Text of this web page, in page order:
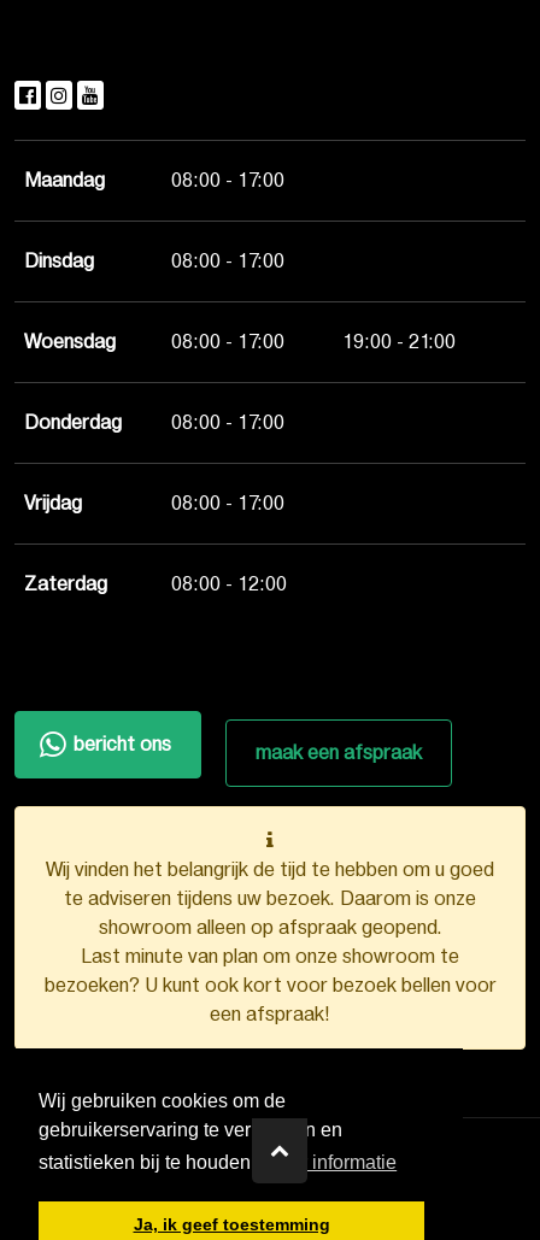
Wij gebruiken cookies om de
gebruikerservaring te verbeteren en
statistieken bij te houden.
Meer informatie
Ja, ik geef toestemming
Maandag 08:00 - 17:00
Dinsdag 08:00 - 17:00
Woensdag 08:00 - 17:00 19:00 - 21:00
Donderdag 08:00 - 17:00
Vrijdag 08:00 - 17:00
Zaterdag 08:00 - 12:00
bericht ons maak een afspraak
Wij vinden het belangrijk de tijd te hebben om u goed
te adviseren tijdens uw bezoek. Daarom is onze
showroom alleen op afspraak geopend.
Last minute van plan om onze showroom te
bezoeken? U kunt ook kort voor bezoek bellen voor
een afspraak!
Ontwerp en realisatie door